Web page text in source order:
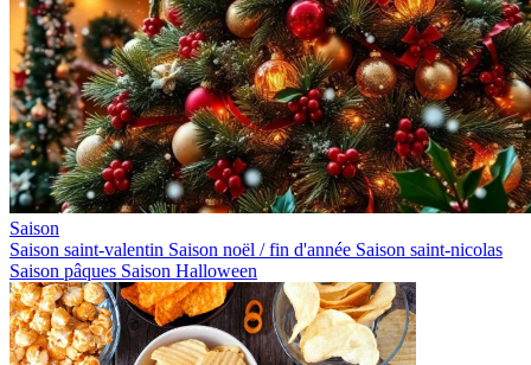
Saison
Saison saint-valentin Saison noël / fin d'année Saison saint-nicolas
Saison pâques Saison Halloween